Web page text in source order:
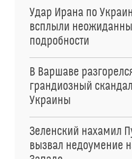
Удар Ирана по
всплыли
подробности
В Варшаве
грандиозный
Украины
Зеленский нахамил
вызвал недоумение